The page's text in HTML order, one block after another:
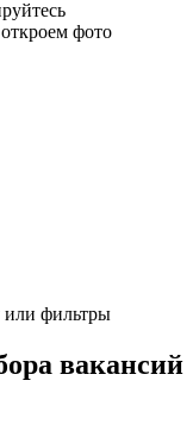
фото
или фильтры
вакансий